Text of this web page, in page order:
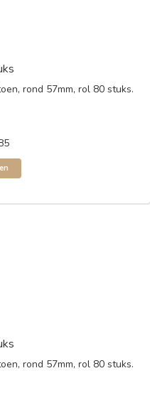
rond 57mm, rol 80 stuks.
rond 57mm, rol 80 stuks.